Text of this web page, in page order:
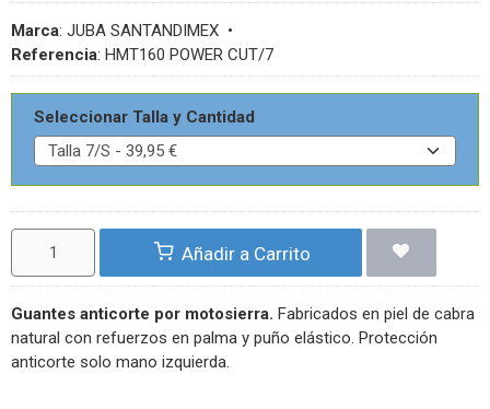
Marca: JUBA SANTANDIMEX •
Referencia: HMT160 POWER CUT/7
Seleccionar Talla y Cantidad
Añadir a Carrito
Guantes anticorte por motosierra. Fabricados en piel de cabra
natural con refuerzos en palma y puño elástico. Protección
anticorte solo mano izquierda.